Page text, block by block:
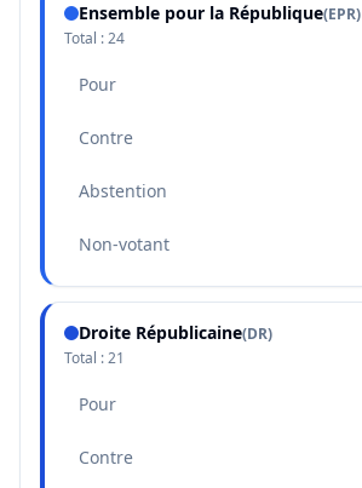
Ensemble pour la République(EPR)
Total :24
Pour
Contre
Abstention
Non-votant
Droite Républicaine(DR)
Total :21
Pour
Contre